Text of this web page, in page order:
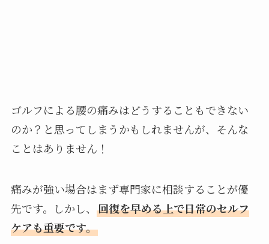
ゴルフによる腰の痛みはどうすることもできない
のか？と思ってしまうかもしれませんが、そんな
ことはありません！
痛みが強い場合はまず専門家に相談することが優
先です。しかし、 回復を早める上で日常のセルフ
ケアも重要です。